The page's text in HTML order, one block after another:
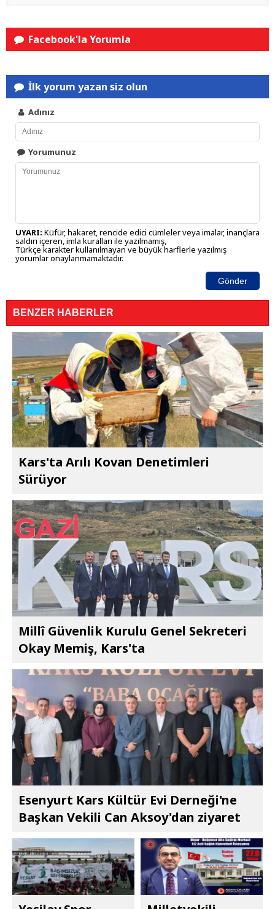
Facebook'la Yorumla
İlk yorum yazan siz olun
Adınız
Yorumunuz
UYARI: Küfür, hakaret, rencide edici cümleler veya imalar, inançlara
saldırı içeren, imla kuralları ile yazılmamış,
Türkçe karakter kullanılmayan ve büyük harflerle yazılmış
yorumlar onaylanmamaktadır.
Gönder
BENZER HABERLER
Kars'ta Arılı Kovan Denetimleri
Sürüyor
Millî Güvenlik Kurulu Genel Sekreteri
Okay Memiş, Kars'ta
Esenyurt Kars Kültür Evi Derneği'ne
Başkan Vekili Can Aksoy'dan ziyaret